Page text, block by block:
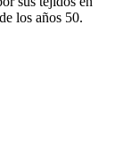
los años 50.